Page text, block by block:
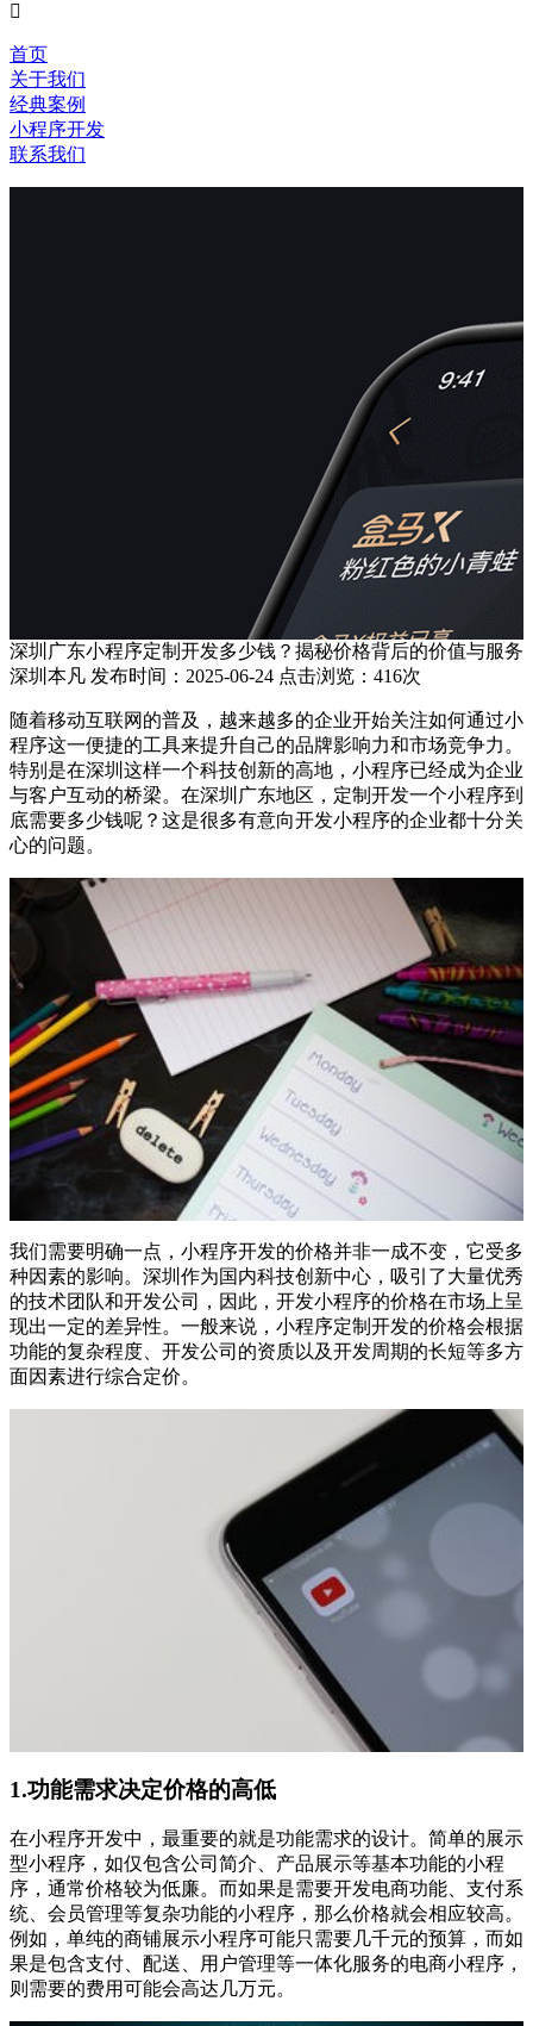

首页
关于我们
经典案例
小程序开发
联系我们
深圳广东小程序定制开发多少钱？揭秘价格背后的价值与服务
深圳本凡 发布时间：2025-06-24 点击浏览：416次
随着移动互联网的普及，越来越多的企业开始关注如何通过小
程序这一便捷的工具来提升自己的品牌影响力和市场竞争力。
特别是在深圳这样一个科技创新的高地，小程序已经成为企业
与客户互动的桥梁。在深圳广东地区，定制开发一个小程序到
底需要多少钱呢？这是很多有意向开发小程序的企业都十分关
心的问题。
我们需要明确一点，小程序开发的价格并非一成不变，它受多
种因素的影响。深圳作为国内科技创新中心，吸引了大量优秀
的技术团队和开发公司，因此，开发小程序的价格在市场上呈
现出一定的差异性。一般来说，小程序定制开发的价格会根据
功能的复杂程度、开发公司的资质以及开发周期的长短等多方
面因素进行综合定价。
1.功能需求决定价格的高低
在小程序开发中，最重要的就是功能需求的设计。简单的展示
型小程序，如仅包含公司简介、产品展示等基本功能的小程
序，通常价格较为低廉。而如果是需要开发电商功能、支付系
统、会员管理等复杂功能的小程序，那么价格就会相应较高。
例如，单纯的商铺展示小程序可能只需要几千元的预算，而如
果是包含支付、配送、用户管理等一体化服务的电商小程序，
则需要的费用可能会高达几万元。